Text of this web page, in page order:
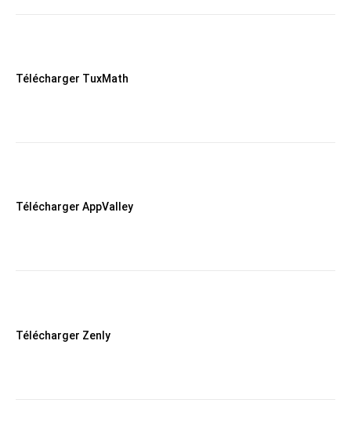
Télécharger TuxMath
Télécharger AppValley
Télécharger Zenly